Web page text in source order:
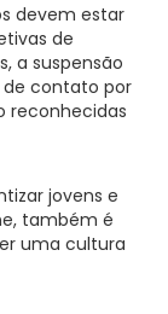
devem estar
de
a suspensão
de contato por
reconhecidas
jovens e
também é
uma cultura